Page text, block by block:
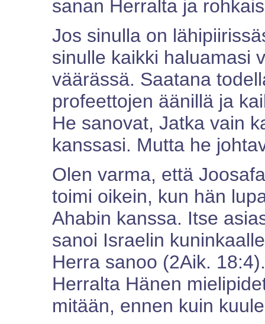
sanan Herralta ja
Jos sinulla on
sinulle kaikki haluamasi
väärässä. Saatana
profeettojen äänillä ja
He sanovat, Jatka vain
kanssasi. Mutta he
Olen varma, että
toimi oikein, kun hän
Ahabin kanssa. Itse
sanoi Israelin
Herra sanoo (2Aik.
Herralta Hänen
mitään, ennen kuin